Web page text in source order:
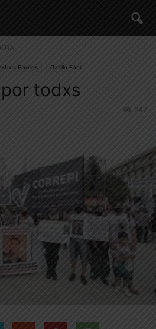
Barrios Gatillo Fácil
todxs
247